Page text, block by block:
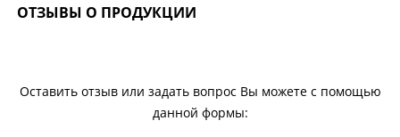
ОТЗЫВЫ О ПРОДУКЦИИ
Оставить отзыв или задать вопрос Вы можете с помощью
данной формы: